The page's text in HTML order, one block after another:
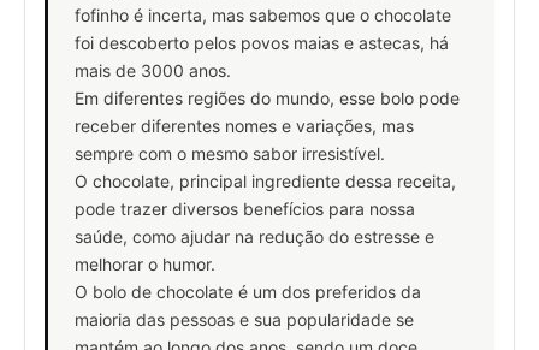
fofinho é incerta, mas sabemos que o chocolate
foi descoberto pelos povos maias e astecas, há
mais de 3000 anos.
Em diferentes regiões do mundo, esse bolo pode
receber diferentes nomes e variações, mas
sempre com o mesmo sabor irresistível.
O chocolate, principal ingrediente dessa receita,
pode trazer diversos benefícios para nossa
saúde, como ajudar na redução do estresse e
melhorar o humor.
O bolo de chocolate é um dos preferidos da
maioria das pessoas e sua popularidade se